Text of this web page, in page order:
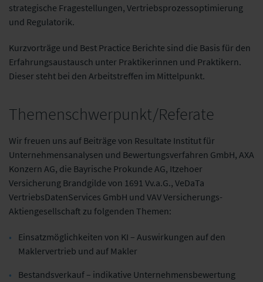
strategische Fragestellungen, Vertriebsprozessoptimierung
und Regulatorik.
Kurzvorträge und Best Practice Berichte sind die Basis für den
Erfahrungsaustausch unter Praktikerinnen und Praktikern.
Dieser steht bei den Arbeitstreffen im Mittelpunkt.
Themenschwerpunkt/Referate
Wir freuen uns auf Beiträge von Resultate Institut für
Unternehmensanalysen und Bewertungsverfahren GmbH, AXA
Konzern AG, die Bayrische Prokunde AG, Itzehoer
Versicherung Brandgilde von 1691 Vv.a.G., VeDaTa
VertriebsDatenServices GmbH und VAV Versicherungs-
Aktiengesellschaft zu folgenden Themen:
Einsatzmöglichkeiten von KI – Auswirkungen auf den
Maklervertrieb und auf Makler
Bestandsverkauf – indikative Unternehmensbewertung